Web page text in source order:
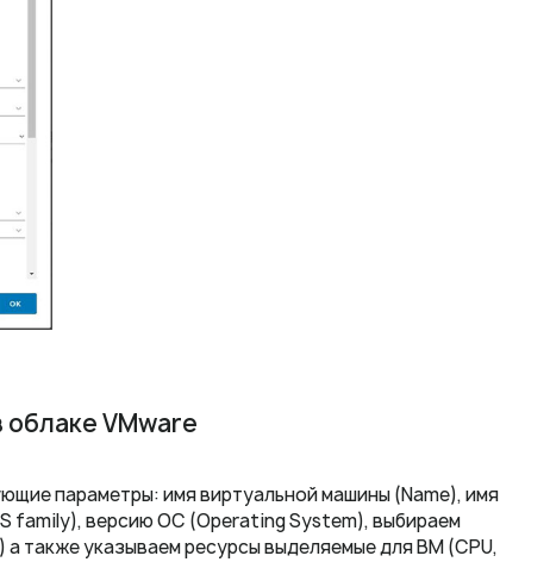
VMware
параметры: имя виртуальной машины (Name), имя
family), версию ОС (Operating System), выбираем
также указываем ресурсы выделяемые для ВМ (CPU,